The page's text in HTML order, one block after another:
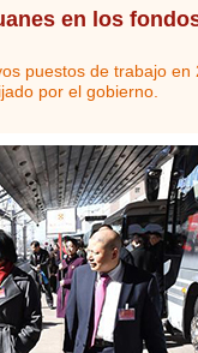
en los
puestos de trabajo en
por el gobierno.